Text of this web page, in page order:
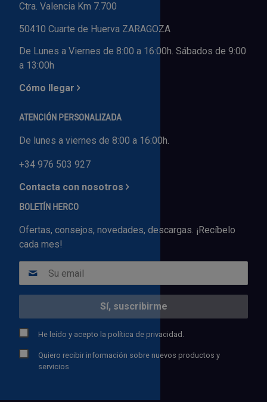
Ctra. Valencia Km 7.700
50410 Cuarte de Huerva ZARAGOZA
De Lunes a Viernes de 8:00 a 16:00h. Sábados de 9:00
a 13:00h
Cómo llegar
ATENCIÓN PERSONALIZADA
De lunes a viernes de 8:00 a 16:00h.
+34 976 503 927
Contacta con nosotros
BOLETÍN HERCO
Ofertas, consejos, novedades, descargas. ¡Recíbelo
cada mes!
He leído y acepto la política de privacidad.
Quiero recibir información sobre nuevos productos y
servicios